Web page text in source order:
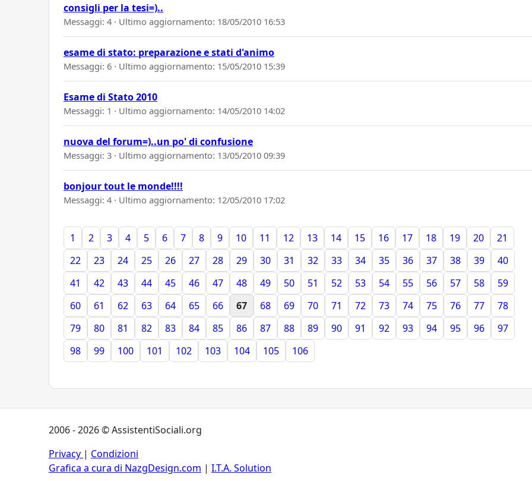
consigli per la tesi=)..
Messaggi: 4 · Ultimo aggiornamento: 18/05/2010 16:53
esame di stato: preparazione e stati d'animo
Messaggi: 6 · Ultimo aggiornamento: 15/05/2010 15:39
Esame di Stato 2010
Messaggi: 1 · Ultimo aggiornamento: 14/05/2010 14:02
nuova del forum=)..un po' di confusione
Messaggi: 3 · Ultimo aggiornamento: 13/05/2010 09:39
bonjour tout le monde!!!!
Messaggi: 4 · Ultimo aggiornamento: 12/05/2010 17:02
1 2 3 4 5 6 7 8 9 10 11 12 13 14 15 16 17 18 19 20
21
22
23 24 25 26 27 28 29 30 31 32 33 34 35 36 37 38 39
40
41
42 43 44 45 46 47 48 49 50 51 52 53 54 55 56 57 58
59
60
61 62 63 64 65 66 67 68 69 70 71 72 73 74 75 76 77
78
79
80 81 82 83 84 85 86 87 88 89 90 91 92 93 94 95 96
97
98
99 100 101 102 103 104 105 106
2006 - 2026 © AssistentiSociali.org
Privacy | Condizioni
Grafica a cura di NazgDesign.com | I.T.A. Solution